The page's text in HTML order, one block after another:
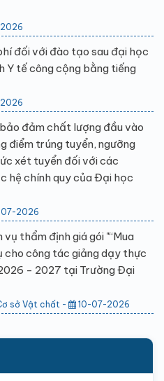
đối với đào tạo sau đại học
Y tế công cộng bằng tiếng
đảm chất lượng đầu vào
điểm trúng tuyển, ngưỡng
xét tuyển đối với các
hệ chính quy của Đại học
07-2026
thẩm định giá gói "“Mua
cho công tác giảng dạy thực
- 2027 tại Trường Đại
sở Vật chất - 10-07-2026